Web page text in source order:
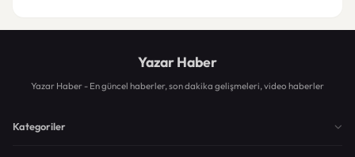
Yazar Haber
Yazar Haber - En güncel haberler, son dakika gelişmeleri, video haberler
Kategoriler